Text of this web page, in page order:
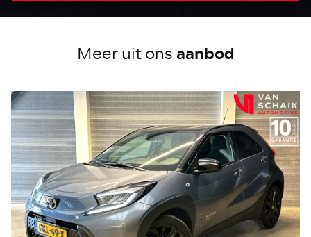
Meer uit ons aanbod